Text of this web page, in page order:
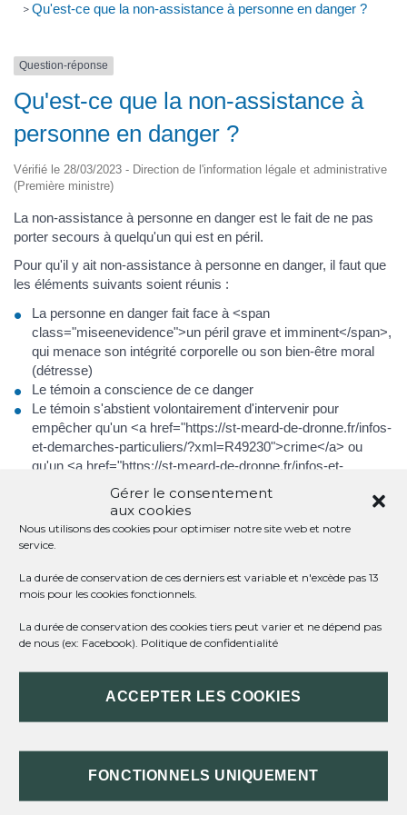
Gérer le consentement
aux cookies
Nous utilisons des cookies pour optimiser notre site web et notre
service.
La durée de conservation de ces derniers est variable et n'excède pas 13
mois pour les cookies fonctionnels.
La durée de conservation des cookies tiers peut varier et ne dépend pas
de nous (ex: Facebook). Politique de confidentialité
ACCEPTER LES COOKIES
FONCTIONNELS UNIQUEMENT
> Qu'est-ce que la non-assistance à personne en danger ?
Question-réponse
Qu'est-ce que la non-assistance à
personne en danger ?
Vérifié le 28/03/2023 - Direction de l'information légale et administrative
(Première ministre)
La non-assistance à personne en danger est le fait de ne pas
porter secours à quelqu'un qui est en péril.
Pour qu'il y ait non-assistance à personne en danger, il faut que
les éléments suivants soient réunis :
La personne en danger fait face à <span
class="miseenevidence">un péril grave et imminent</span>,
qui menace son intégrité corporelle ou son bien-être moral
(détresse)
Le témoin a conscience de ce danger
Le témoin s'abstient volontairement d'intervenir pour
empêcher qu'un <a href="https://st-meard-de-dronne.fr/infos-
et-demarches-particuliers/?xml=R49230">crime</a> ou
qu'un <a href="https://st-meard-de-dronne.fr/infos-et-
demarches-particuliers/?xml=R49229">délit</a> soit
commis contre l'intégrité corporelle de la victime, ou le
témoin s'abstient de porter assistance à la victime en
détresse ou d'alerter les secours
Il faut que l'aide apportée à la victime n'expose pas le sauveteur
ou quelqu'un d'autre à un danger.
Exemple
sans protection dans les flammes pour tenter de sauver une
victime ne peut pas être condamné. Par contre, le fait de ne